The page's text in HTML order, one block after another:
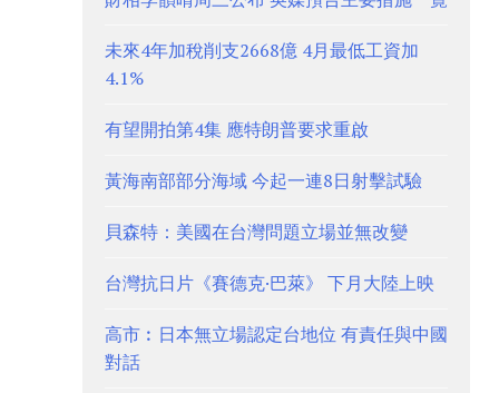
未來4年加稅削支2668億 4月最低工資加
4.1%
有望開拍第4集 應特朗普要求重啟
黃海南部部分海域 今起一連8日射擊試驗
貝森特：美國在台灣問題立場並無改變
台灣抗日片《賽德克·巴萊》 下月大陸上映
高市︰日本無立場認定台地位 有責任與中國
對話